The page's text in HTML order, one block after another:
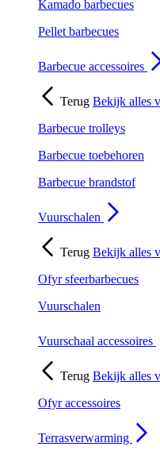
Kamado barbecues
Pellet barbecues
Barbecue accessoires
Terug Bekijk alles
Barbecue trolleys
Barbecue toebehoren
Barbecue brandstof
Vuurschalen
Terug Bekijk alles
Ofyr sfeerbarbecues
Vuurschalen
Vuurschaal accessoires
Terug Bekijk alles
Ofyr accessoires
Terrasverwarming